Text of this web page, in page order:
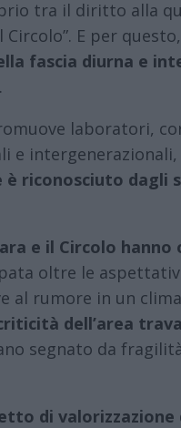
tra il diritto alla
E per questo,
fascia diurna e
.
laboratori,
e
riconosciuto dagli
e il Circolo
oltre le
al rumore in un
dell’area
segnato da
di valorizzazione